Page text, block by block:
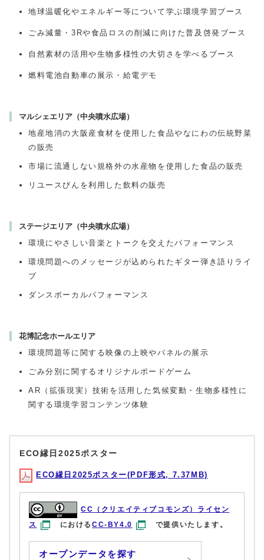
地球温暖化やエネルギー等について学ぶ環境学習ブース
ごみ減量・3Rや食品ロスの削減に向けた普及啓発ブース
自然素材の活用や生物多様性の大切さを学べるブース
燃料電池自動車の展示・給電デモ
マルシェエリア（中央噴水広場）
地産地消の大阪産食材を使用した食品やなにわの伝統野菜
の販売
市場に流通しない規格外の水産物を使用した食品の販売
リユースびんを利用した飲料の販売
ステージエリア（中央噴水広場）
環境にやさしい音楽とトークを交えたパフォーマンス
環境問題へのメッセージが込められたギター弾き語りライ
ブ
ダンスボーカルパフォーマンス
花博記念ホールエリア
環境問題等に関する映像の上映やパネルの展示
ごみ分別に関するオリジナルボードゲーム
AR（拡張現実）技術を活用した気候変動・生物多様性に
関する環境学習コンテンツ体験
ECO縁日2025ポスター
ECO縁日2025ポスター(PDF形式, 7.37MB)
CC（クリエイティブコモンズ）ライセン
ス
におけるCC-BY4.0 で提供いたします。
オープンデータを探す